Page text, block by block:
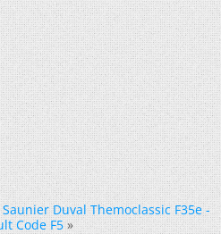
Saunier Duval Themoclassic F35e -
Code F5 »